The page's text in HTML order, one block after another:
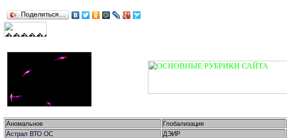
Поделиться…
Аномальное Глобализация
Астрал ВТО ОС
ДЭИР